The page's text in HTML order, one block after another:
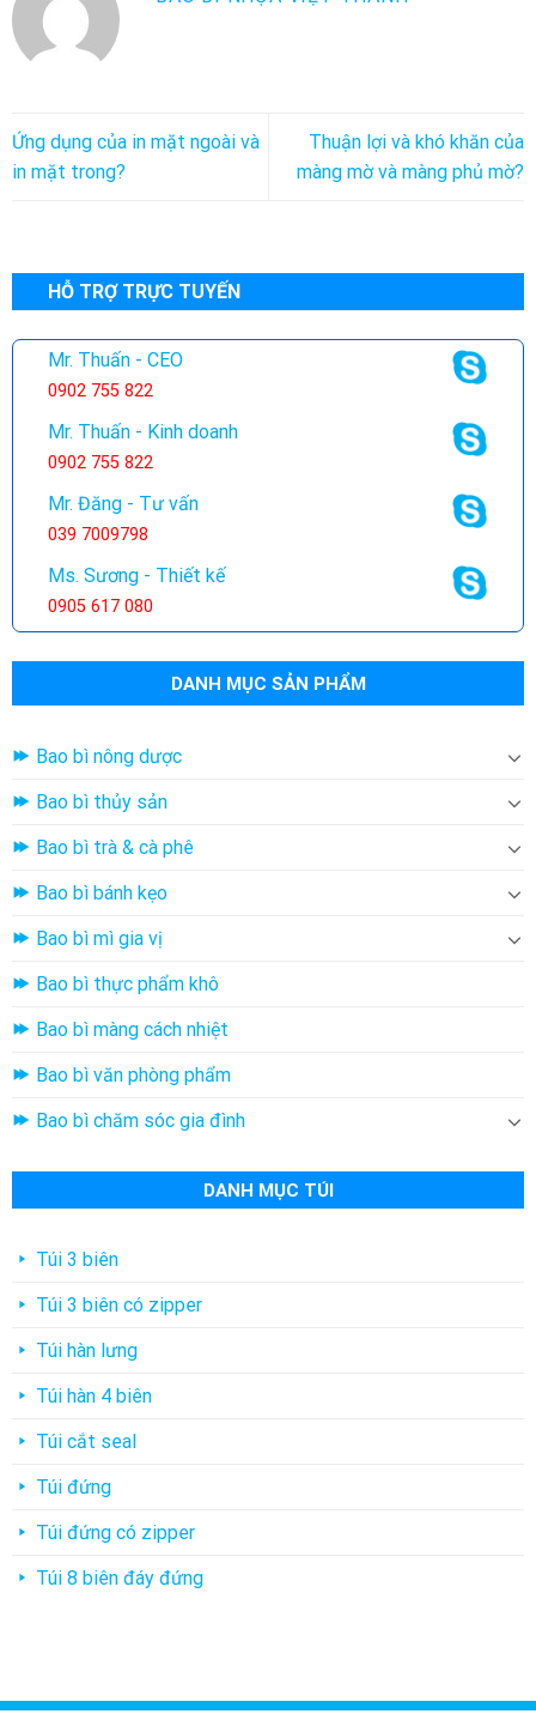
HỖ TRỢ TRỰC TUYẾN
Mr. Thuấn - CEO
0902 755 822
Mr. Thuấn - Kinh doanh
0902 755 822
Mr. Đăng - Tư vấn
039 7009798
Ms. Sương - Thiết kế
0905 617 080
DANH MỤC SẢN PHẨM
Bao bì nông dược
Bao bì thủy sản
Bao bì trà & cà phê
Bao bì bánh kẹo
Bao bì mì gia vị
Bao bì thực phẩm khô
Bao bì màng cách nhiệt
Bao bì văn phòng phẩm
Bao bì chăm sóc gia đình
DANH MỤC TÚI
Túi 3 biên
Túi 3 biên có zipper
Túi hàn lưng
Túi hàn 4 biên
Túi cắt seal
Túi đứng
Túi đứng có zipper
Túi 8 biên đáy đứng
Ứng dụng của in mặt ngoài và
in mặt trong?
Thuận lợi và khó khăn của
màng mờ và màng phủ mờ?